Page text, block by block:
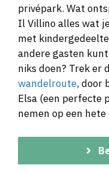
privépark. Wat
Il Villino alles wat
met
andere gasten
niks doen? Trek er
wandelroute, door
Elsa (een perfecte
nemen op een